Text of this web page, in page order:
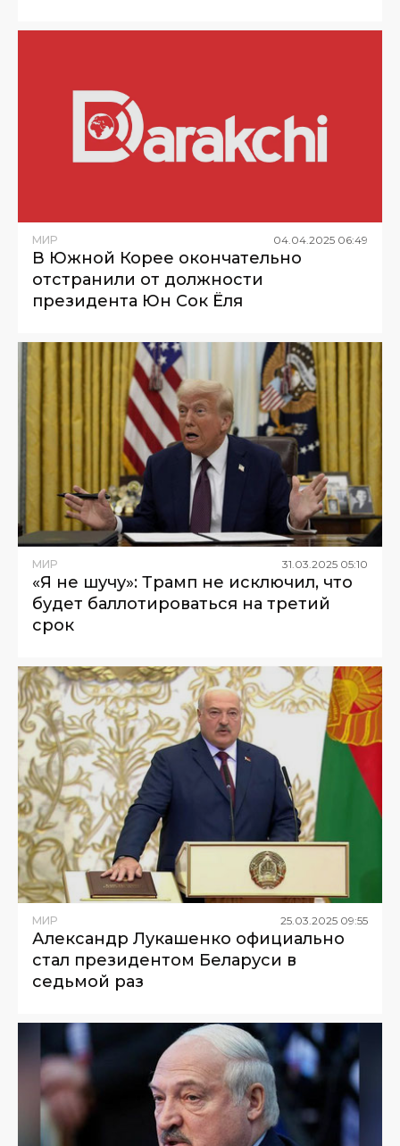
МИР 04 04 2025 06:49
В Южной Корее окончательно
отстранили от должности
президента Юн Сок Ёля
МИР 31.03.2025 05:10
«Я не шучу»: Трамп не исключил, что
будет баллотироваться на третий
срок
МИР 25.03.2025 09:55
Александр Лукашенко официально
стал президентом Беларуси в
седьмой раз